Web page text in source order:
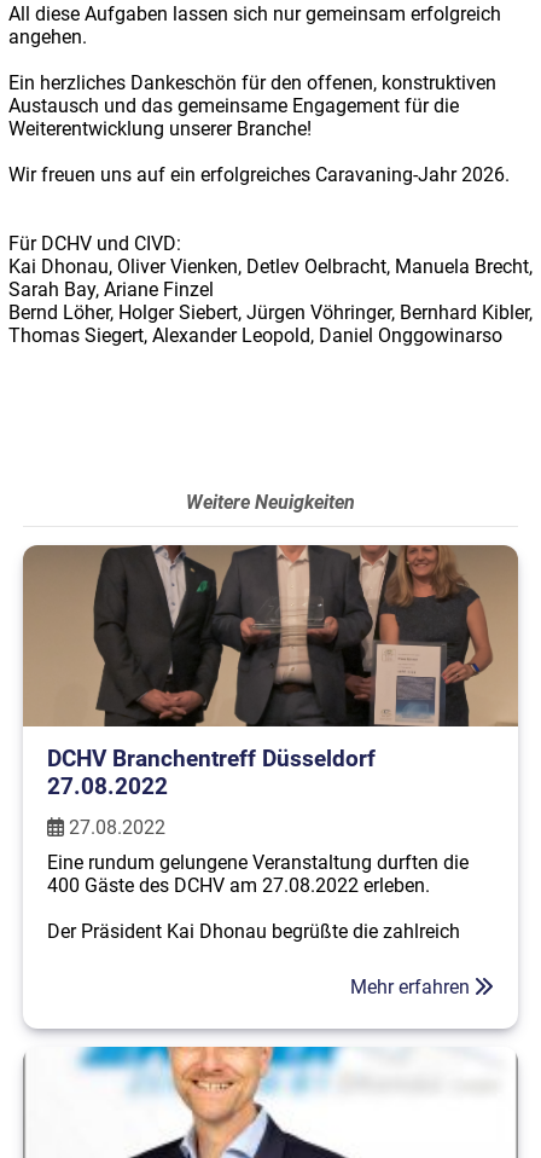
All diese Aufgaben lassen sich nur gemeinsam erfolgreich
angehen.
Ein herzliches Dankeschön für den offenen, konstruktiven
Austausch und das gemeinsame Engagement für die
Weiterentwicklung unserer Branche!
Wir freuen uns auf ein erfolgreiches Caravaning-Jahr 2026.
Für DCHV und CIVD:
Kai Dhonau, Oliver Vienken, Detlev Oelbracht, Manuela Brecht,
Sarah Bay, Ariane Finzel
Bernd Löher, Holger Siebert, Jürgen Vöhringer, Bernhard Kibler,
Thomas Siegert, Alexander Leopold, Daniel Onggowinarso
Weitere Neuigkeiten
DCHV Branchentreff Düsseldorf
27.08.2022
27.08.2022
Eine rundum gelungene Veranstaltung durften die
400 Gäste des DCHV am 27.08.2022 erleben.
Der Präsident Kai Dhonau begrüßte die zahlreich
Geschäftsführerin des Verbandes -Ariane Finzel,
welche sich Vorstellte und in Ihrem neuen Amt gleich
C" vornahme sowie die Caravantechnier ehrte.
28 Caravanbetriebe erhielten das goldene C, welches
nach strengen Kriterien an die qualifizierten Betriebe
Mehr erfahren